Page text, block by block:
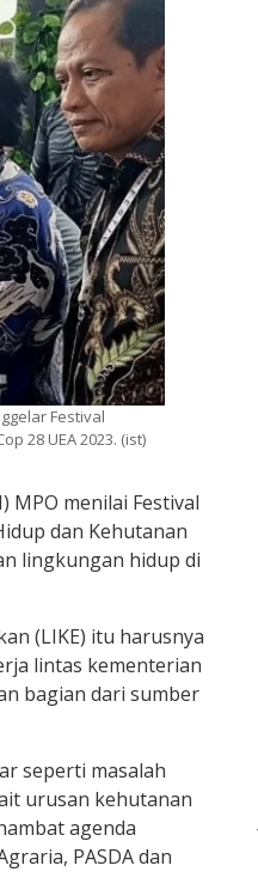
Festival
28 UEA 2023. (ist)
MPO menilai Festival
dan Kehutanan
lingkungan hidup di
(LIKE) itu harusnya
lintas kementerian
bagian dari sumber
seperti masalah
urusan kehutanan
agenda
PASDA dan